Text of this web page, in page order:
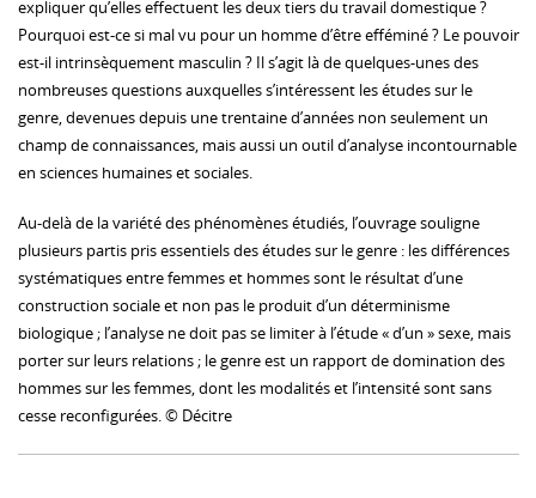
expliquer qu’elles effectuent les deux tiers du travail domestique ?
Pourquoi est-ce si mal vu pour un homme d’être efféminé ? Le pouvoir
est-il intrinsèquement masculin ? Il s’agit là de quelques-unes des
nombreuses questions auxquelles s’intéressent les études sur le
genre, devenues depuis une trentaine d’années non seulement un
champ de connaissances, mais aussi un outil d’analyse incontournable
en sciences humaines et sociales.
Au-delà de la variété des phénomènes étudiés, l’ouvrage souligne
plusieurs partis pris essentiels des études sur le genre : les différences
systématiques entre femmes et hommes sont le résultat d’une
construction sociale et non pas le produit d’un déterminisme
biologique ; l’analyse ne doit pas se limiter à l’étude « d’un » sexe, mais
porter sur leurs relations ; le genre est un rapport de domination des
hommes sur les femmes, dont les modalités et l’intensité sont sans
cesse reconfigurées. © Décitre